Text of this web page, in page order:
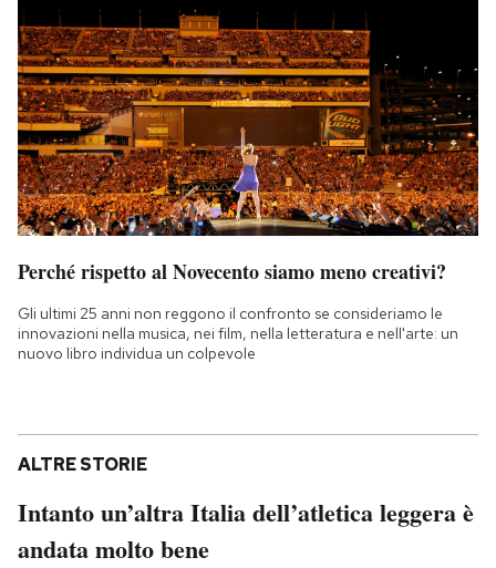
Perché rispetto al Novecento siamo meno creativi?
Gli ultimi 25 anni non reggono il confronto se consideriamo le
innovazioni nella musica, nei film, nella letteratura e nell'arte: un
nuovo libro individua un colpevole
ALTRE STORIE
Intanto un’altra Italia dell’atletica leggera è
andata molto bene